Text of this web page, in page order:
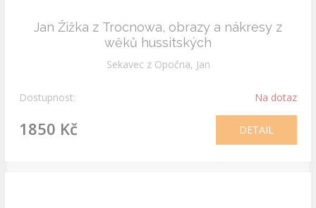
Jan Žižka z Trocnowa, obrazy a nákresy z
wěků hussitských
Sekavec z Opočna, Jan
Dostupnost: Na dotaz
1850 Kč DETAIL